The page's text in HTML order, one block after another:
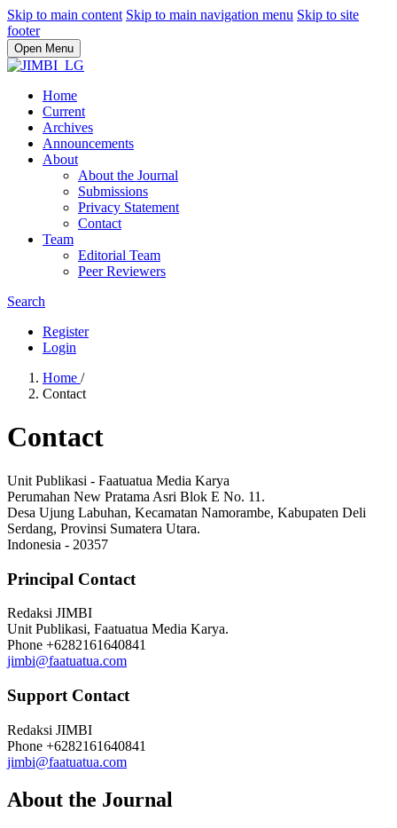
Skip to main content Skip to main navigation menu Skip to site
footer
Open Menu
Home
Current
Archives
Announcements
About
About the Journal
Submissions
Privacy Statement
Contact
Team
Editorial Team
Peer Reviewers
Search
Register
Login
Home /
Contact
Contact
Unit Publikasi - Faatuatua Media Karya
Perumahan New Pratama Asri Blok E No. 11.
Desa Ujung Labuhan, Kecamatan Namorambe, Kabupaten Deli
Serdang, Provinsi Sumatera Utara.
Indonesia - 20357
Principal Contact
Redaksi JIMBI
Unit Publikasi, Faatuatua Media Karya.
Phone +6282161640841
jimbi@faatuatua.com
Support Contact
Redaksi JIMBI
Phone +6282161640841
jimbi@faatuatua.com
About the Journal